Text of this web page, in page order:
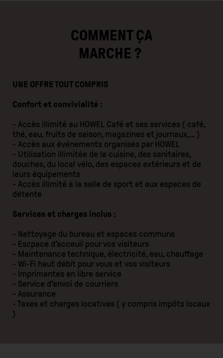
COMMENT ÇA
MARCHE ?
UNE OFFRE TOUT COMPRIS
Confort et convivialité :
- Accès illimité au HOWEL Café et ses services ( café,
thé, eau, fruits de saison, magazines et journaux,… )
- Accès aux événements organisés par HOWEL
- Utilisation illimitée de la cuisine, des sanitaires,
douches, du local vélo, des espaces extérieurs et de
leurs équipements
- Accès illimité à la salle de sport et aux espaces de
détente
Services et charges inclus :
- Nettoyage du bureau et espaces communs
- Escpace d’acceuil pour vos visiteurs
- Maintenance technique, électricité, eau, chauffage
- Wi-Fi haut débit pour vous et vos visiteurs
- Imprimantes en libre service
- Service d’envoi de courriers
- Assurance
- Taxes et charges locatives ( y compris impôts locaux
)